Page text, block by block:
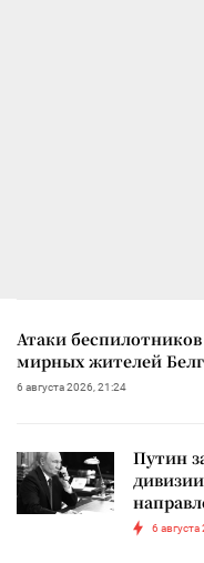
Атаки
мирных жителей
6 августа 2026, 21:24
Путин
6